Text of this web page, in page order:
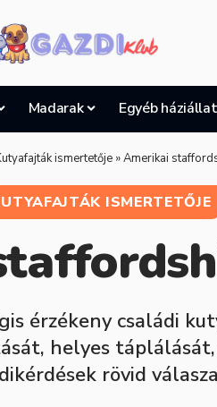
Madarak Egyéb
ismertetője»Amerikai
ISMERTETŐJE
érzékeny családi
helyes
rövid